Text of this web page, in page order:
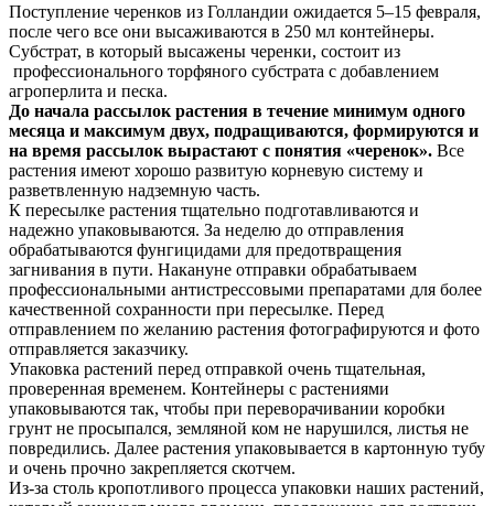
Поступление черенков из Голландии ожидается 5–15 февраля,
после чего все они высаживаются в 250 мл контейнеры.
Субстрат, в который высажены черенки, состоит из
профессионального торфяного субстрата с добавлением
агроперлита и песка.
До начала рассылок растения в течение минимум одного
месяца и максимум двух, подращиваются, формируются и
на время рассылок вырастают с понятия «черенок». Все
растения имеют хорошо развитую корневую систему и
разветвленную надземную часть.
К пересылке растения тщательно подготавливаются и
надежно упаковываются. За неделю до отправления
обрабатываются фунгицидами для предотвращения
загнивания в пути. Накануне отправки обрабатываем
профессиональными антистрессовыми препаратами для более
качественной сохранности при пересылке. Перед
отправлением по желанию растения фотографируются и фото
отправляется заказчику.
Упаковка растений перед отправкой очень тщательная,
проверенная временем. Контейнеры с растениями
упаковываются так, чтобы при переворачивании коробки
грунт не просыпался, земляной ком не нарушился, листья не
повредились. Далее растения упаковывается в картонную тубу
и очень прочно закрепляется скотчем.
Из-за столь кропотливого процесса упаковки наших растений,